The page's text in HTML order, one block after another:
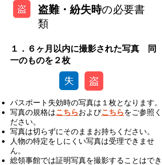
盗難・紛失時の必要書
類
１．６ヶ月以内に撮影された写真 同
一のものを２枚
パスポート失効時の写真は１枚となります。
写真の規格はこちらおよびこちらをご参照く
ださい。
写真は切らずにそのままお持ちください。
人物の特定をしにくい写真は受理できませ
ん。
総領事館では証明写真を撮影することはでき